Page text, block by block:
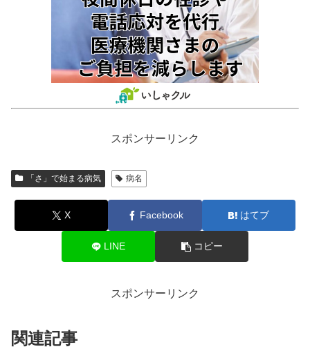
スポンサーリンク
「さ」で始まる病気 病名
X Facebook はてブ
LINE コピー
スポンサーリンク
関連記事